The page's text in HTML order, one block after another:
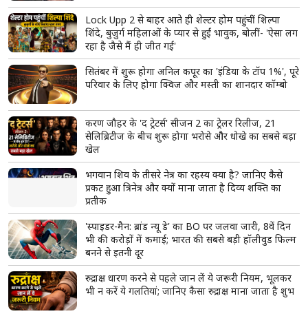
झारखंड: 'मेरी जान को खतरा हो सकता है', भूख हड़ताल पर
बैठे छात्र नेता देवेंद्र नाथ महतो की बिगड़ी हालत, अस्पताल में
भर्ती
पटना में सड़क हादसे के बाद भड़की हिंसा! बस समेत 5 वाहनों
को किया आग के हवाले, पुलिस और मीडिया पर भी पथराव
मोहन भागवत के Gen Z वाले बयान पर सियासत तेज,
प्रियंका गांधी ने कहा- 'युवाओं को उनके...'
पीएम मोदी का बड़ा संकेत, परिसीमन बिल के लिए सरकार ने
जुटाया पर्याप्त समर्थन; अगस्त में हो सकता है विशेष सत्र
'एनालॉग' पनीर, चीज और बटर पर गुजरात सरकार सख्त,
नियम तोड़ने वालों पर होगी कड़ी कार्रवाई; टास्क फोर्स बनाने
का ऐलान
अतीक अहमद के बेटे अबान की पोस्टमार्टम रिपोर्ट आई
सामने, लंग्स-लीवर फटे, 23 घाव मिले; शव देखकर रो पड़ा